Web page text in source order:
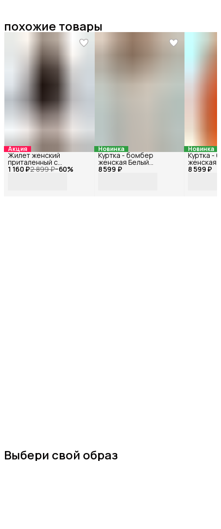
похожие товары
Акция
1 160 ₽2 899 ₽−60%
Жилет женский
приталенный с
открытой спиной
Новинка
8 599 ₽
Куртка - бомбер
женская Белый
72114БФ_42
Новинка
8 599 ₽
Куртка -
женская
Выбери свой образ